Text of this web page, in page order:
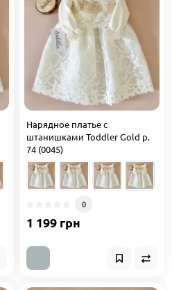
Нарядное платье с
штанишками Toddler Gold р.
74 (0045)
0
1 199 грн